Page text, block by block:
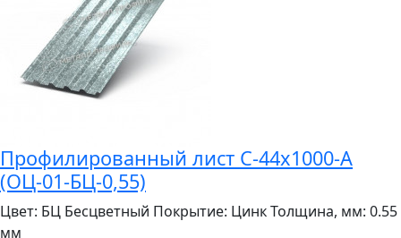
Профилированный лист С-44x1000-A
(ОЦ-01-БЦ-0,55)
Цвет: БЦ Бесцветный Покрытие: ЦинкТолщина, мм: 0.55
мм